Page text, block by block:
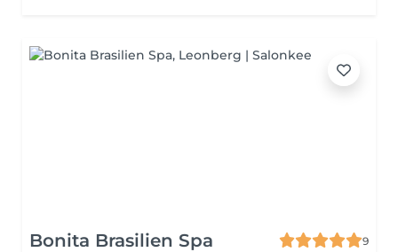
Bonita Brasilien Spa
9